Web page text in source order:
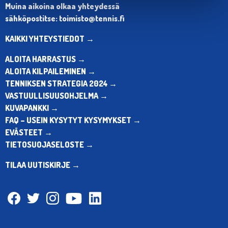
Muina aikoina olkaa yhteydessä
sähköpostitse: toimisto@tennis.fi
KAIKKI YHTEYSTIEDOT →
ALOITA HARRASTUS →
ALOITA KILPAILEMINEN →
TENNIKSEN STRATEGIA 2024 →
VASTUULLISUUSOHJELMA →
KUVAPANKKI →
FAQ – USEIN KYSYTYT KYSYMYKSET →
EVÄSTEET →
TIETOSUOJASELOSTE →
TILAA UUTISKIRJE →